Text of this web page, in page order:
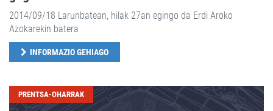
2014/09/18 Larunbatean, hilak 27an egingo da Erdi Aroko
Azokarekin batera
INFORMAZIO GEHIAGO
PRENTSA-OHARRAK